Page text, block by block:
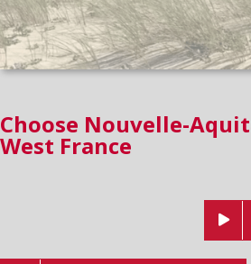
Choose Nouvelle-
West France